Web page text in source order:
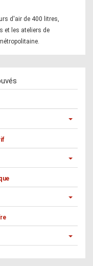
d'air de 400 litres,
et les ateliers de